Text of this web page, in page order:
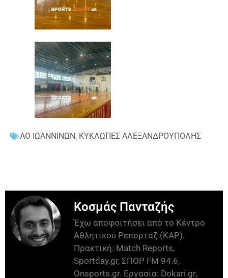
ΑΟ ΙΩΑΝΝΙΝΩΝ, ΚΥΚΛΩΠΕΣ ΑΛΕΞΑΝΔΡΟΥΠΟΛΗΣ
Κοσμάς Πανταζής
Έχω αποφοιτήσει από το Κέντρο
Αθλητικού Ρεπορτάζ (ΚΑΡ).
Πρακτική: Match Reports,
Sportday.gr, ΣΠΟΡ FM 94.6,
Onsports.gr. Εργασία: Dokari.gr,